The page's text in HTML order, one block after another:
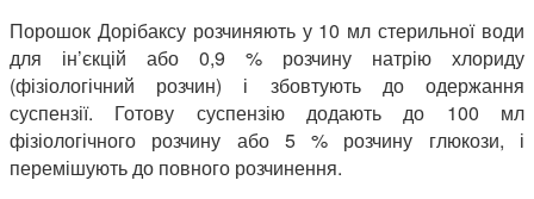
Порошок Дорібаксу розчиняють у 10 мл стерильної води
для ін’єкцій або 0,9 % розчину натрію хлориду
(фізіологічний розчин) і збовтують до одержання
суспензії. Готову суспензію додають до 100 мл
фізіологічного розчину або 5 % розчину глюкози, і
перемішують до повного розчинення.